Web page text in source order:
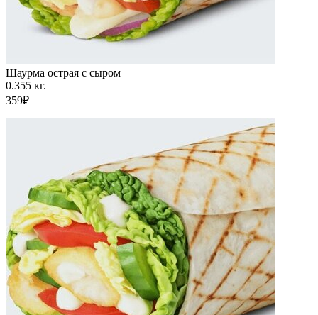
Шаурма острая с сыром
0.355 кг.
359₽